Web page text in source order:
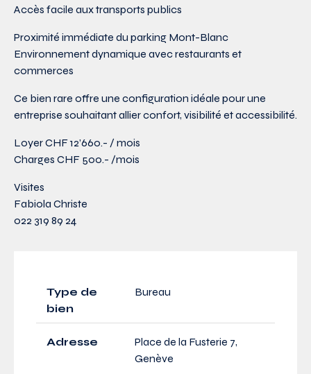
Accès facile aux transports publics
Proximité immédiate du parking Mont-Blanc
Environnement dynamique avec restaurants et
commerces
Ce bien rare offre une configuration idéale pour une
entreprise souhaitant allier confort, visibilité et accessibilité.
Loyer CHF 12’660.- / mois
Charges CHF 500.- /mois
Visites
Fabiola Christe
022 319 89 24
Type de
bien
Bureau
Adresse
Place de la Fusterie 7,
Genève